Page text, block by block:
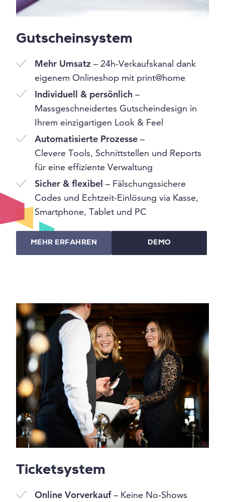
Gutscheinsystem
Mehr Umsatz – 24h-Verkaufskanal dank
eigenem Onlineshop mit print@home
Individuell & persönlich –
Massgeschneidertes Gutscheindesign in
Ihrem einzigartigen Look & Feel
Automatisierte Prozesse –
Clevere Tools, Schnittstellen und Reports
für eine effiziente Verwaltung
Sicher & flexibel – Fälschungssichere
Codes und Echtzeit-Einlösung via Kasse,
Smartphone, Tablet und PC
MEHR ERFAHREN DEMO
Ticketsystem
Online Vorverkauf– Keine No-Shows